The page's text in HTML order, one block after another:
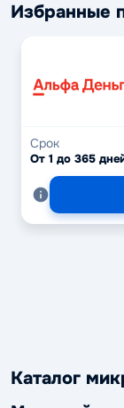
Избранные
Срок
От 1 до 365
Каталог